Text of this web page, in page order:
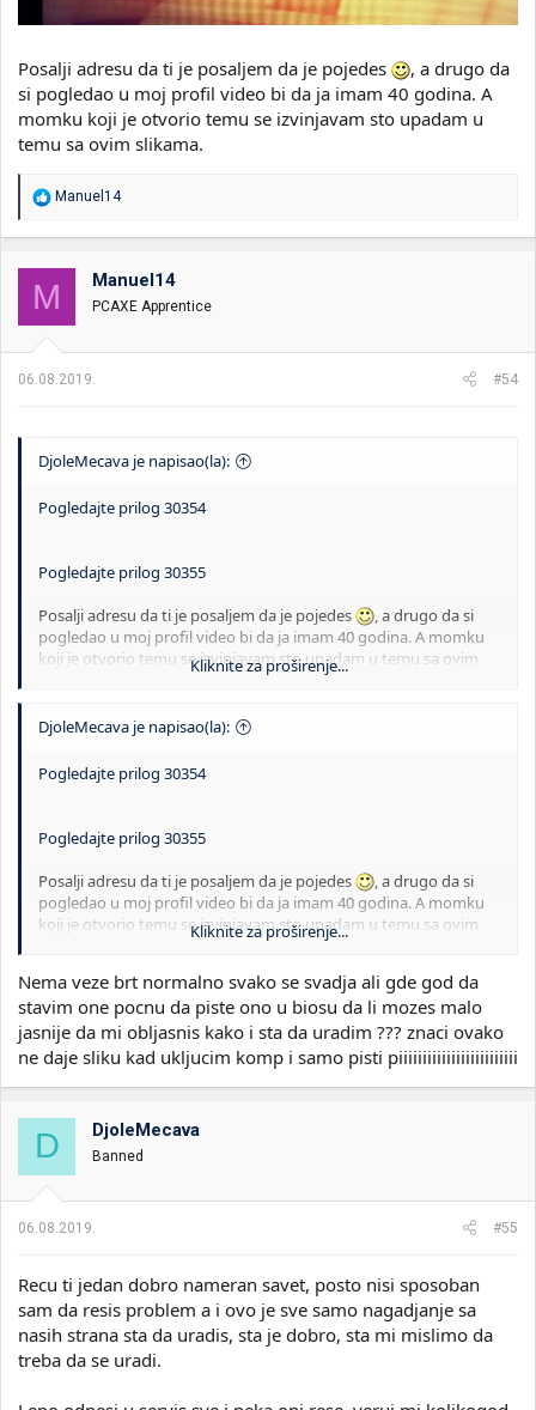
Posalji adresu da ti je posaljem da je pojedes
, a drugo da
si pogledao u moj profil video bi da ja imam 40 godina. A
momku koji je otvorio temu se izvinjavam sto upadam u
temu sa ovim slikama.
R
a
o
v
a
n
:
Manuel14
M Manuel14
PCAXE Apprentice
06.08.2019. #54
DjoleMecava je napisao(la):
Pogledajte prilog 30354
Pogledajte prilog 30355
Posalji adresu da ti je posaljem da je pojedes
, a drugo da si
pogledao u moj profil video bi da ja imam 40 godina. A momku
koji je otvorio temu se izvinjavam sto upadam u temu sa ovim
Kliknite za proširenje...
DjoleMecava je napisao(la):
Pogledajte prilog 30354
Pogledajte prilog 30355
Posalji adresu da ti je posaljem da je pojedes
, a drugo da si
pogledao u moj profil video bi da ja imam 40 godina. A momku
koji je otvorio temu se izvinjavam sto upadam u temu sa ovim
Kliknite za proširenje...
Nema veze brt normalno svako se svadja ali gde god da
stavim one pocnu da piste ono u biosu da li mozes malo
jasnije da mi obljasnis kako i sta da uradim ??? znaci ovako
ne daje sliku kad ukljucim komp i samo pisti piiiiiiiiiiiiiiiiiiiiiiiii
D DjoleMecava
Banned
06.08.2019. #55
Recu ti jedan dobro nameran savet, posto nisi sposoban
sam da resis problem a i ovo je sve samo nagadjanje sa
nasih strana sta da uradis, sta je dobro, sta mi mislimo da
treba da se uradi.